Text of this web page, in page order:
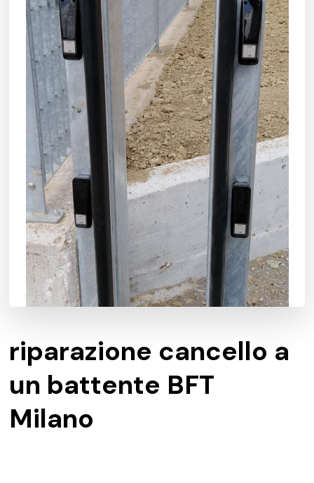
riparazione cancello a
un battente BFT
Milano